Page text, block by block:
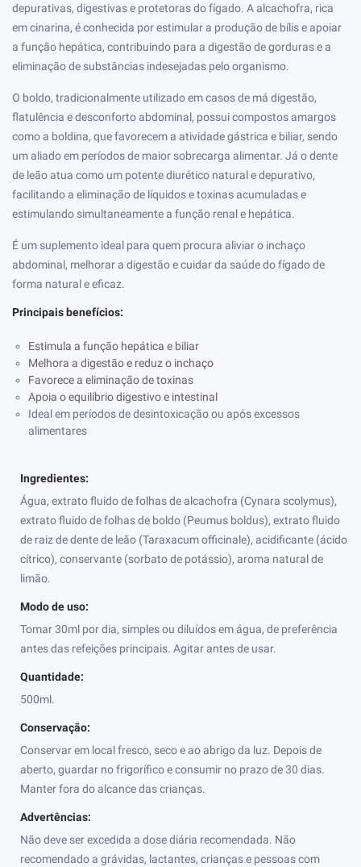
depurativas, digestivas e protetoras do fígado. A alcachofra, rica
em cinarina, é conhecida por estimular a produção de bílis e apoiar
a função hepática, contribuindo para a digestão de gorduras e a
eliminação de substâncias indesejadas pelo organismo.
O boldo, tradicionalmente utilizado em casos de má digestão,
flatulência e desconforto abdominal, possui compostos amargos
como a boldina, que favorecem a atividade gástrica e biliar, sendo
um aliado em períodos de maior sobrecarga alimentar. Já o dente
de leão atua como um potente diurético natural e depurativo,
facilitando a eliminação de líquidos e toxinas acumuladas e
estimulando simultaneamente a função renal e hepática.
É um suplemento ideal para quem procura aliviar o inchaço
abdominal, melhorar a digestão e cuidar da saúde do fígado de
forma natural e eficaz.
Principais benefícios:
Estimula a função hepática e biliar
Melhora a digestão e reduz o inchaço
Favorece a eliminação de toxinas
Apoia o equilíbrio digestivo e intestinal
Ideal em períodos de desintoxicação ou após excessos
alimentares
Ingredientes:
Água, extrato fluido de folhas de alcachofra (Cynara scolymus),
extrato fluido de folhas de boldo (Peumus boldus), extrato fluido
de raiz de dente de leão (Taraxacum officinale), acidificante (ácido
cítrico), conservante (sorbato de potássio), aroma natural de
limão.
Modo de uso:
Tomar 30ml por dia, simples ou diluídos em água, de preferência
antes das refeições principais. Agitar antes de usar.
Quantidade:
500ml.
Conservação:
Conservar em local fresco, seco e ao abrigo da luz. Depois de
aberto, guardar no frigorífico e consumir no prazo de 30 dias.
Manter fora do alcance das crianças.
Advertências:
Não deve ser excedida a dose diária recomendada. Não
recomendado a grávidas, lactantes, crianças e pessoas com